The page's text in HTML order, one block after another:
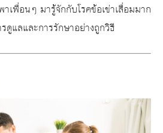
เพื่อนๆ มารู้จักกับโรคข้อเข่าเสื่อมมาก
ดูแลและการรักษาอย่างถูกวิธี